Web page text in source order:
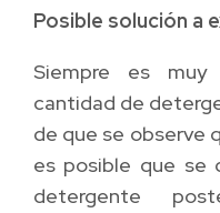
Posible solución a
Siempre es muy
cantidad de
de que se observe
es posible que se
detergente